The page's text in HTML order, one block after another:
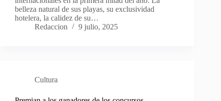
belleza natural de sus playas, su exclusividad
hotelera, la calidez de su…
Redaccion
9 julio, 2025
Cultura